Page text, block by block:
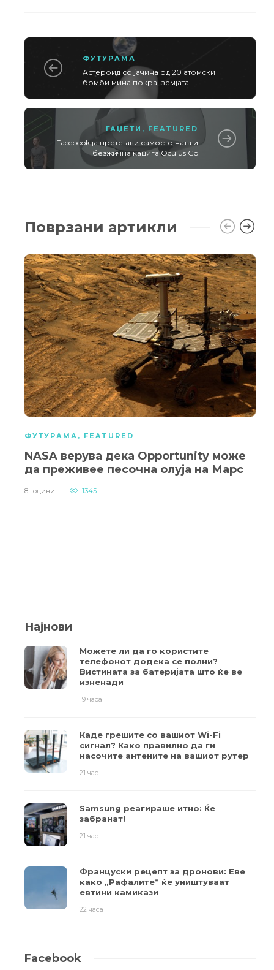
ФУТУРАМА
Астероид со јачина од 20 атомски
бомби мина покрај земјата
ГАЏЕТИ , FEATURED
Facebook ја претстави самостојната и
безжична кацига Oculus Go
Поврзани артикли
ФУТУРАМА , FEATURED
NASA верува дека Opportunity може
да преживее песочна олуја на Марс
8 години 1345
Најнови
Можете ли да го користите
телефонот додека се полни?
Вистината за батеријата што ќе ве
изненади
19 часа
Каде грешите со вашиот Wi-Fi
сигнал? Како правилно да ги
насочите антените на вашиот рутер
21 час
Samsung реагираше итно: Ќе
забранат!
21 час
Француски рецепт за дронови: Еве
како „Рафалите“ ќе уништуваат
евтини камикази
22 часа
Facebook